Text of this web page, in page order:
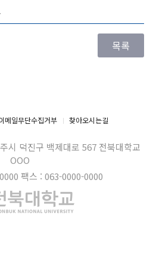
메일무단수집거부 찾아오시는길
시 덕진구 백제대로 567 전북대학교
OOO
팩스 : 063-0000-0000